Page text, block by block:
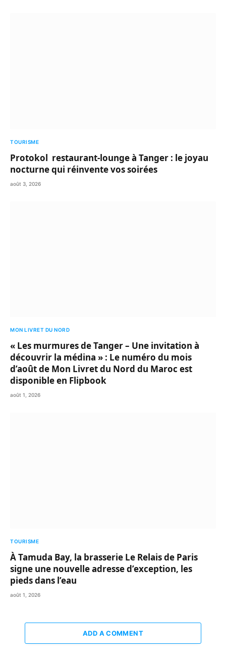
TOURISME
Protokol restaurant-lounge à Tanger : le joyau
nocturne qui réinvente vos soirées
août 3, 2026
MON LIVRET DU NORD
« Les murmures de Tanger – Une invitation à
découvrir la médina » : Le numéro du mois
d’août de Mon Livret du Nord du Maroc est
disponible en Flipbook
août 1, 2026
TOURISME
À Tamuda Bay, la brasserie Le Relais de Paris
signe une nouvelle adresse d’exception, les
pieds dans l’eau
août 1, 2026
ADD A COMMENT